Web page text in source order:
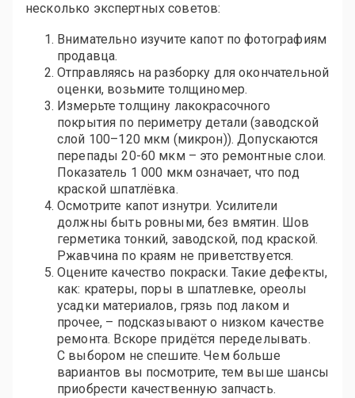
несколько экспертных советов:
Внимательно изучите капот по фотографиям
продавца.
Отправляясь на разборку для окончательной
оценки, возьмите толщиномер.
Измерьте толщину лакокрасочного
покрытия по периметру детали (заводской
слой 100–120 мкм (микрон)). Допускаются
перепады 20-60 мкм – это ремонтные слои.
Показатель 1 000 мкм означает, что под
краской шпатлёвка.
Осмотрите капот изнутри. Усилители
должны быть ровными, без вмятин. Шов
герметика тонкий, заводской, под краской.
Ржавчина по краям не приветствуется.
Оцените качество покраски. Такие дефекты,
как: кратеры, поры в шпатлевке, ореолы
усадки материалов, грязь под лаком и
прочее, – подсказывают о низком качестве
ремонта. Вскоре придётся переделывать.
С выбором не спешите. Чем больше
вариантов вы посмотрите, тем выше шансы
приобрести качественную запчасть.